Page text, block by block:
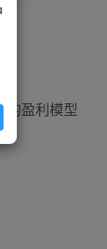
的盈利模型